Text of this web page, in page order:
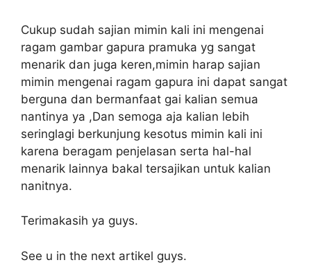
Cukup sudah sajian mimin kali ini mengenai
ragam gambar gapura pramuka yg sangat
menarik dan juga keren,mimin harap sajian
mimin mengenai ragam gapura ini dapat sangat
berguna dan bermanfaat gai kalian semua
nantinya ya ,Dan semoga aja kalian lebih
seringlagi berkunjung kesotus mimin kali ini
karena beragam penjelasan serta hal-hal
menarik lainnya bakal tersajikan untuk kalian
nanitnya.
Terimakasih ya guys.
See u in the next artikel guys.